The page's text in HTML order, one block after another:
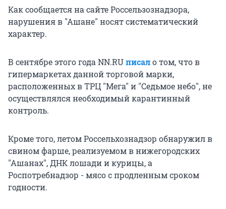
Как сообщается на сайте Россельзознадзора,
нарушения в "Ашане" носят систематический
характер.
В сентябре этого года NN.RUписало том, что в
гипермаркетах данной торговой марки,
расположенных в ТРЦ "Мега" и "Седьмое небо", не
осуществлялся необходимый карантинный
контроль.
Кроме того, летом Россельхознадзор обнаружил в
свином фарше, реализуемом в нижегородских
"Ашанах", ДНК лошади и курицы, а
Роспотребнадзор - мясо с продленным сроком
годности.